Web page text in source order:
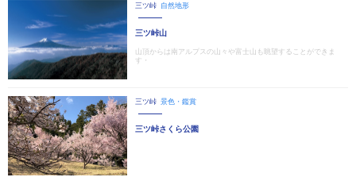
三ツ峠 自然地形
三ツ峠山
山頂からは南アルプスの山々や富士山も眺望することができま
す・
三ツ峠 景色・鑑賞
三ツ峠さくら公園